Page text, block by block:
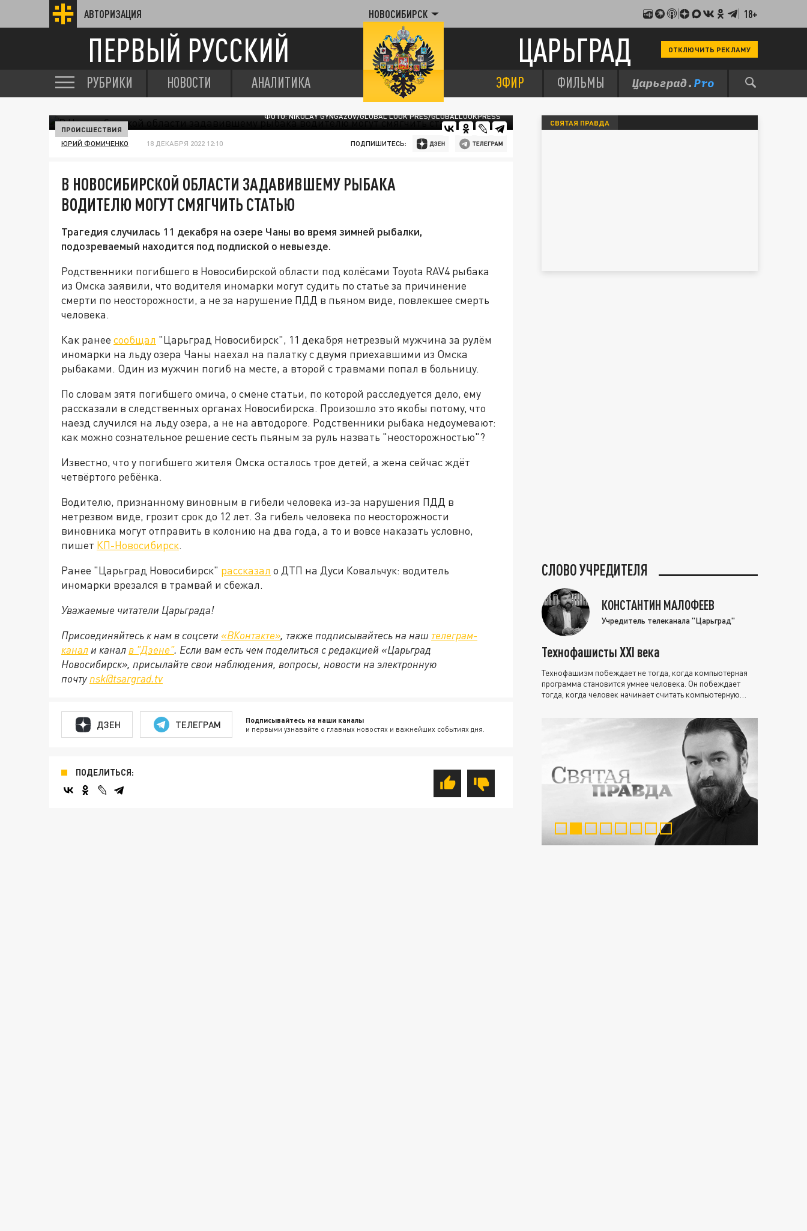
АВТОРИЗАЦИЯ НОВОСИБИРСК 18+
ПЕРВЫЙ РУССКИЙ ЦАРЬГРАД ОТКЛЮЧИТЬ РЕКЛАМУ
РУБРИКИ НОВОСТИ АНАЛИТИКА ЭФИР ФИЛЬМЫ
ФОТО: NIKOLAY GYNGAZOV/GLOBAL LOOK PRES/GLOBALLOOKPRESS
ПРОИСШЕСТВИЯ
ЮРИЙ ФОМИЧЕНКО 18 ДЕКАБРЯ 2022 12:10 ПОДПИШИТЕСЬ:
В НОВОСИБИРСКОЙ ОБЛАСТИ ЗАДАВИВШЕМУ РЫБАКА
ВОДИТЕЛЮ МОГУТ СМЯГЧИТЬ СТАТЬЮ
Трагедия случилась 11 декабря на озере Чаны во время зимней рыбалки,
подозреваемый находится под подпиской о невыезде.
Родственники погибшего в Новосибирской области под колёсами Toyota RAV4 рыбака
из Омска заявили, что водителя иномарки могут судить по статье за причинение
смерти по неосторожности, а не за нарушение ПДД в пьяном виде, повлекшее смерть
человека.
Как ранее сообщал "Царьград Новосибирск", 11 декабря нетрезвый мужчина за рулём
иномарки на льду озера Чаны наехал на палатку с двумя приехавшими из Омска
рыбаками. Один из мужчин погиб на месте, а второй с травмами попал в больницу.
По словам зятя погибшего омича, о смене статьи, по которой расследуется дело, ему
рассказали в следственных органах Новосибирска. Произошло это якобы потому, что
наезд случился на льду озера, а не на автодороге. Родственники рыбака недоумевают:
как можно сознательное решение сесть пьяным за руль назвать "неосторожностью"?
Известно, что у погибшего жителя Омска осталось трое детей, а жена сейчас ждёт
четвёртого ребёнка.
Водителю, признанному виновным в гибели человека из-за нарушения ПДД в
нетрезвом виде, грозит срок до 12 лет. За гибель человека по неосторожности
виновника могут отправить в колонию на два года, а то и вовсе наказать условно,
пишет КП-Новосибирск.
Ранее "Царьград Новосибирск" рассказал о ДТП на Дуси Ковальчук: водитель
иномарки врезался в трамвай и сбежал.
Уважаемые читатели Царьграда!
Присоединяйтесь к нам в соцсети «ВКонтакте», также подписывайтесь на наш телеграм-
канал и канал в "Дзене". Если вам есть чем поделиться с редакцией «Царьград
Новосибирск», присылайте свои наблюдения, вопросы, новости на электронную
почту nsk@tsargrad.tv
ДЗЕН ТЕЛЕГРАМ Подписывайтесь на наши каналы
и первыми узнавайте о главных новостях и важнейших событиях дня.
ПОДЕЛИТЬСЯ:
СВЯТАЯ ПРАВДА
СЛОВО УЧРЕДИТЕЛЯ
КОНСТАНТИН МАЛОФЕЕВ
Учредитель телеканала "Царьград"
Технофашисты XXI века
Технофашизм побеждает не тогда, когда компьютерная
программа становится умнее человека. Он побеждает
тогда, когда человек начинает считать компьютерную